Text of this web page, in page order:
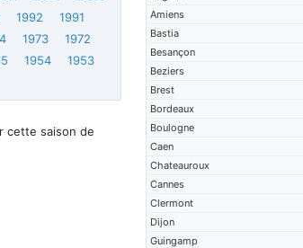
Amiens
Bastia
Besançon
Beziers
Brest
Bordeaux
Boulogne
Caen
Chateauroux
Cannes
Clermont
Dijon
Guingamp
1992
1991
1973
1972
1954
1953
cette saison de